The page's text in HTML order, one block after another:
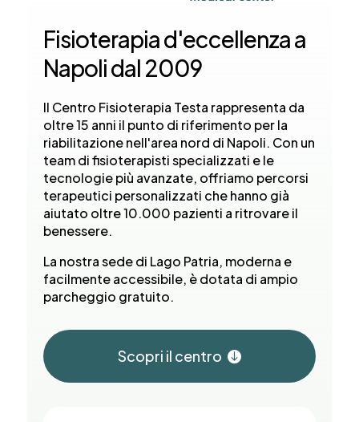
Fisioterapia d'eccellenza a
Napoli dal 2009
Il Centro Fisioterapia Testa rappresenta da
oltre 15 anni il punto di riferimento per la
riabilitazione nell'area nord di Napoli. Con un
team di fisioterapisti specializzati e le
tecnologie più avanzate, offriamo percorsi
terapeutici personalizzati che hanno già
aiutato oltre 10.000 pazienti a ritrovare il
benessere.
La nostra sede di Lago Patria, moderna e
facilmente accessibile, è dotata di ampio
parcheggio gratuito.
Scopri il centro